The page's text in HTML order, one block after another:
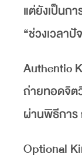
แต่ยังเป็นก
“ช่วงเวลา
Authentic
ถ่ายทอดจิ
ผ่านพิธีกา
Optional